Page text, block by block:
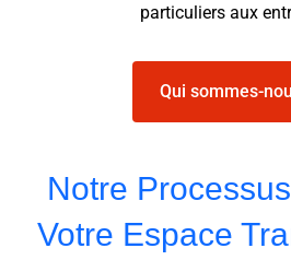
particuliers aux
Qui sommes-
Notre
Votre Espace